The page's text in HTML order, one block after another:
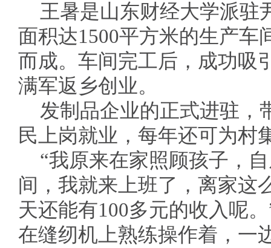
王暑是山东财经大学派驻
面积达1500平方米的生产车
而成。车间完工后，成功吸
满军返乡创业。
发制品企业的正式进驻，
民上岗就业，每年还可为村
“我原来在家照顾孩子，
间，我就来上班了，离家这
天还能有100多元的收入呢
在缝纫机上熟练操作着，一